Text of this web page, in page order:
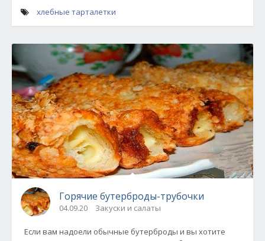
хлебные тарталетки
Горячие бутерброды-трубочки
04.09.20 Закуски и салаты
Если вам надоели обычные бутерброды и вы хотите